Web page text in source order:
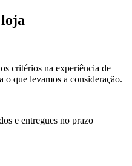
critérios na experiência de
o que levamos a consideração.
e entregues no prazo